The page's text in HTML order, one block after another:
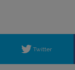
Twitter